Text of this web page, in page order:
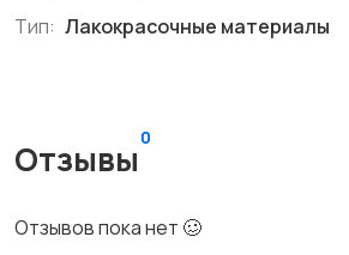
Тип: Лакокрасочные материалы
Отзывы
0
Отзывов пока нет 🥴